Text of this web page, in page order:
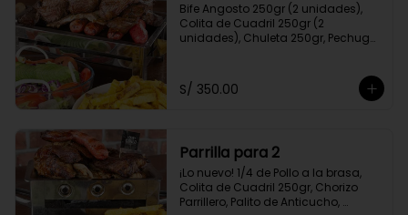
Bife Angosto 250gr (2 unidades),
Colita de Cuadril 250gr (2
unidades), Chuleta 250gr, Pechuga
Champiñones, Porción de Papa
Amarilla Frita y Ensalada Parrillera
S/ 350.00
Parrilla para 2
¡Lo nuevo! 1/4 de Pollo a la brasa,
Colita de Cuadril 250gr, Chorizo
Parrillero, Palito de Anticucho,